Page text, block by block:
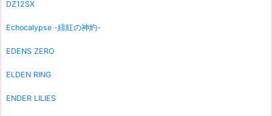
DZ12SX
Echocalypse -緋紅の神約-
EDENS ZERO
ELDEN RING
ENDER LILIES